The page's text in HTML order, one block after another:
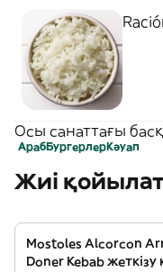
Осы санаттағы
АрабБургерлерКәуап
Жиі
Mostoles Alcorcon
Doner Kebab